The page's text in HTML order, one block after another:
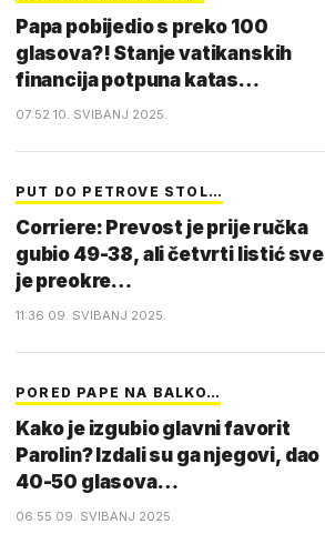
Papa pobijedio s preko 100
glasova?! Stanje vatikanskih
financija potpuna katas…
07:52 10. SVIBANJ 2025.
PUT DO PETROVE STOL…
Corriere: Prevost je prije ručka
gubio 49-38, ali četvrti listić sve
je preokre…
11:36 09. SVIBANJ 2025.
PORED PAPE NA BALKO…
Kako je izgubio glavni favorit
Parolin? Izdali su ga njegovi, dao
40-50 glasova…
06:55 09. SVIBANJ 2025.